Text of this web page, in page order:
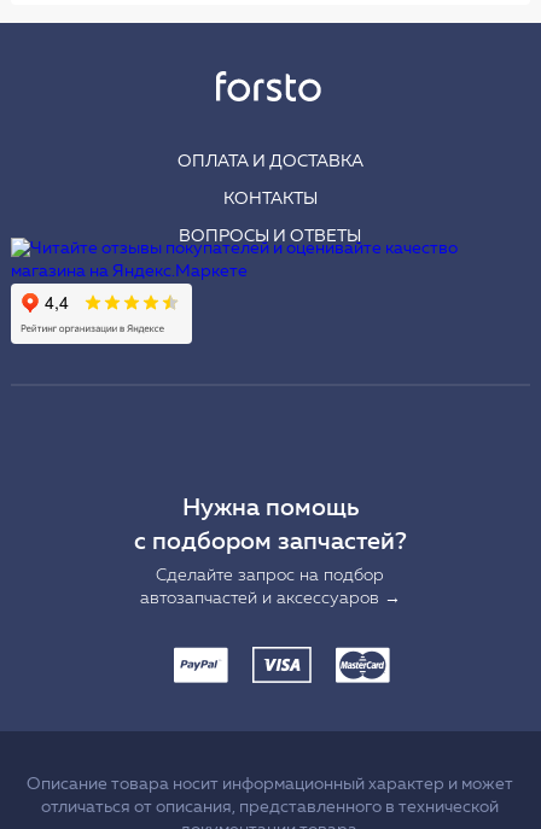
ОПЛАТА И ДОСТАВКА
КОНТАКТЫ
ВОПРОСЫ И ОТВЕТЫ
Нужна помощь
с подбором запчастей?
Сделайте запрос на подбор
автозапчастей и аксессуаров →
Описание товара носит информационный характер и может
отличаться от описания, представленного в технической